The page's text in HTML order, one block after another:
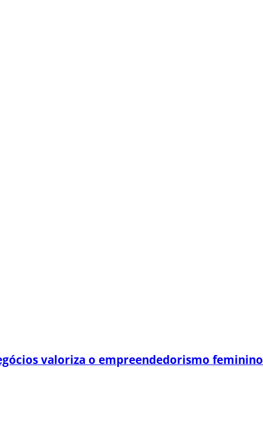
valoriza o empreendedorismo feminino